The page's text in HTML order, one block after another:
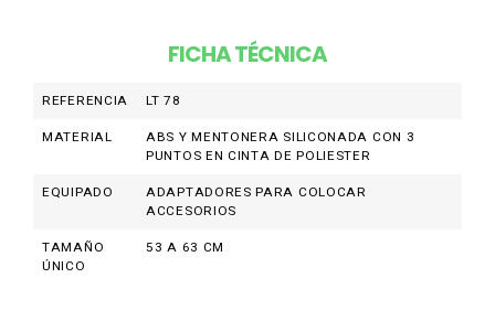
FICHA TÉCNICA
REFERENCIA LT 78
MATERIAL
ABS Y MENTONERA SILICONADA CON 3
PUNTOS EN CINTA DE POLIESTER
EQUIPADO
ADAPTADORES PARA COLOCAR
ACCESORIOS
TAMAÑO
ÚNICO
53 A 63 CM